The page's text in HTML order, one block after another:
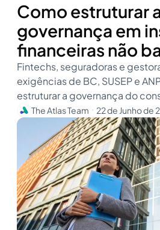
Como estruturar
governança em
financeiras não
Fintechs, seguradoras e
exigências de BC, SUSEP e
estruturar a governança do
The Atlas Team ・ 22 de Junho de